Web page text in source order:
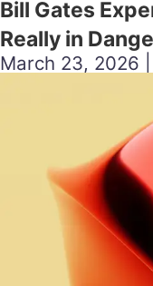
Bill Gates
Really in
March 23, 2026